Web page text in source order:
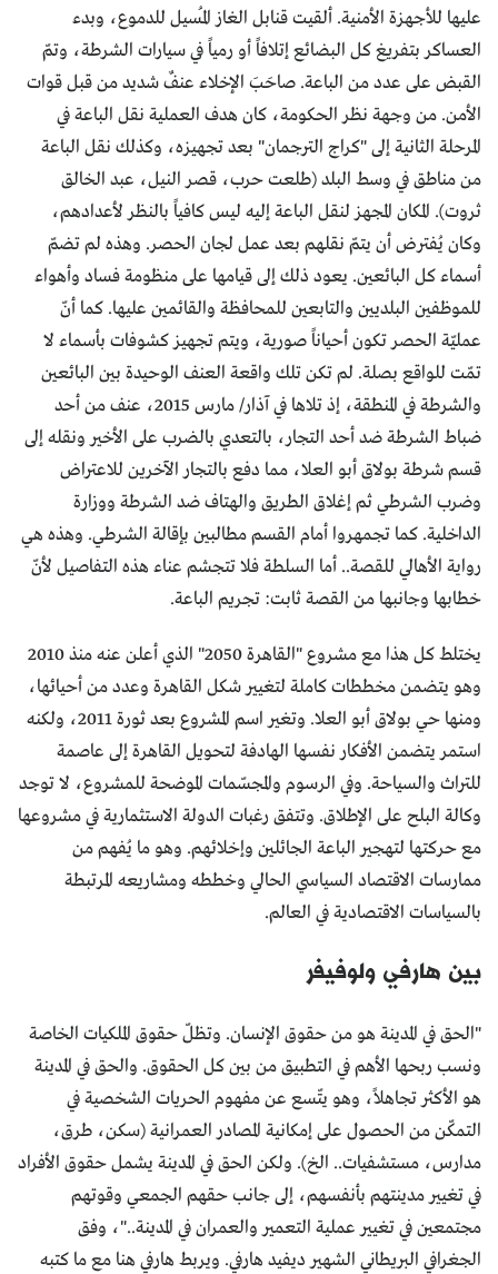
عليها للأجهزة الأمنية. ألقيت قنابل الغاز المُسيل للدموع، وبدء
العساكر بتفريغ كل البضائع إتلافاً أو رمياً في سيارات الشرطة، وتمّ
القبض على عدد من الباعة. صاحَبَ الإخلاء عنفٌ شديد من قبل قوات
الأمن. من وجهة نظر الحكومة، كان هدف العملية نقل الباعة في
المرحلة الثانية إلى "كراج الترجمان" بعد تجهيزه، وكذلك نقل الباعة
من مناطق في وسط البلد (طلعت حرب، قصر النيل، عبد الخالق
ثروت). المكان المجهز لنقل الباعة إليه ليس كافياً بالنظر لأعدادهم،
وكان يُفترض أن يتمّ نقلهم بعد عمل لجان الحصر. وهذه لم تضمّ
أسماء كل البائعين. يعود ذلك إلى قيامها على منظومة فساد وأهواء
للموظفين البلديين والتابعين للمحافظة والقائمين عليها. كما أنّ
عمليّة الحصر تكون أحياناً صورية، ويتم تجهيز كشوفات بأسماء لا
تمّت للواقع بصلة. لم تكن تلك واقعة العنف الوحيدة بين البائعين
والشرطة في المنطقة، إذ تلاها في آذار/ مارس 2015، عنف من أحد
ضباط الشرطة ضد أحد التجار، بالتعدي بالضرب على الأخير ونقله إلى
قسم شرطة بولاق أبو العلا، مما دفع بالتجار الآخرين للاعتراض
وضرب الشرطي ثم إغلاق الطريق والهتاف ضد الشرطة ووزارة
الداخلية. كما تجمهروا أمام القسم مطالبين بإقالة الشرطي. وهذه هي
رواية الأهالي للقصة.. أما السلطة فلا تتجشم عناء هذه التفاصيل لأنّ
خطابها وجانبها من القصة ثابت: تجريم الباعة.
يختلط كل هذا مع مشروع "القاهرة 2050" الذي أعلن عنه منذ 2010
وهو يتضمن مخططات كاملة لتغيير شكل القاهرة وعدد من أحيائها،
ومنها حي بولاق أبو العلا. وتغير اسم المشروع بعد ثورة 2011، ولكنه
استمر يتضمن الأفكار نفسها الهادفة لتحويل القاهرة إلى عاصمة
للتراث والسياحة. وفي الرسوم والمجسّمات الموضحة للمشروع، لا توجد
وكالة البلح على الإطلاق. وتتفق رغبات الدولة الاستثمارية في مشروعها
مع حركتها لتهجير الباعة الجائلين وإخلائهم. وهو ما يُفهم من
ممارسات الاقتصاد السياسي الحالي وخططه ومشاريعه المرتبطة
بالسياسات الاقتصادية في العالم.
بين هارفي ولوفيفر
"الحق في المدينة هو من حقوق الإنسان. وتظلّ حقوق الملكيات الخاصة
ونسب ربحها الأهم في التطبيق من بين كل الحقوق. والحق في المدينة
هو الأكثر تجاهلاً، وهو يتّسع عن مفهوم الحريات الشخصية في
التمكّن من الحصول على إمكانية المصادر العمرانية (سكن، طرق،
مدارس، مستشفيات.. الخ). ولكن الحق في المدينة يشمل حقوق الأفراد
في تغيير مدينتهم بأنفسهم، إلى جانب حقهم الجمعي وقوتهم
مجتمعين في تغيير عملية التعمير والعمران في المدينة.."، وفق
الجغرافي البريطاني الشهير ديفيد هارفي. ويربط هارفي هنا مع ما كتبه